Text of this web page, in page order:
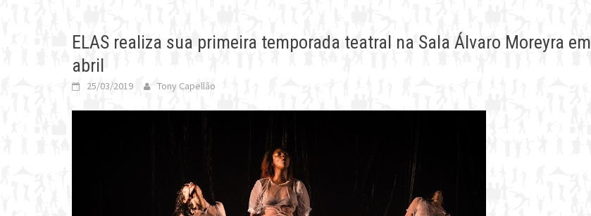
ELAS realiza sua primeira temporada teatral na Sala Álvaro Moreyra em
abril
25/03/2019 Tony Capellão